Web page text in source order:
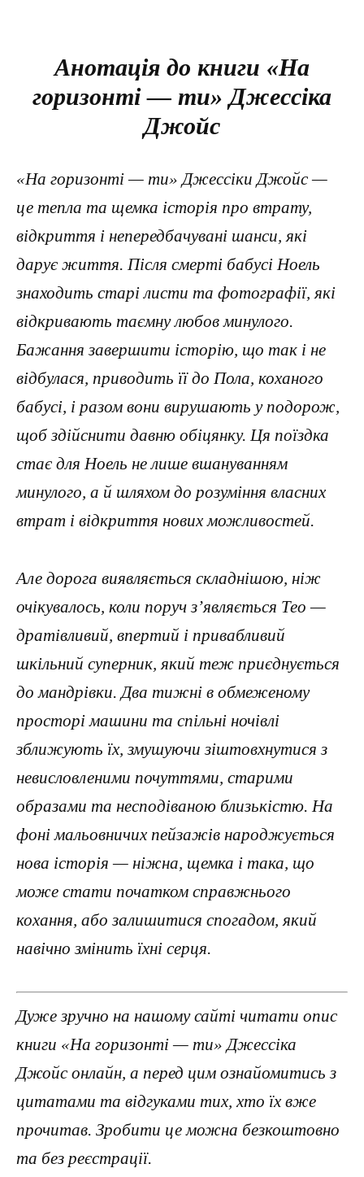
Анотація до книги «На
горизонті — ти» Джессіка
Джойс
«На горизонті — ти» Джессіки Джойс —
це тепла та щемка історія про втрату,
відкриття і непередбачувані шанси, які
дарує життя. Після смерті бабусі Ноель
знаходить старі листи та фотографії, які
відкривають таємну любов минулого.
Бажання завершити історію, що так і не
відбулася, приводить її до Пола, коханого
бабусі, і разом вони вирушають у подорож,
щоб здійснити давню обіцянку. Ця поїздка
стає для Ноель не лише вшануванням
минулого, а й шляхом до розуміння власних
втрат і відкриття нових можливостей.
Але дорога виявляється складнішою, ніж
очікувалось, коли поруч з’являється Тео —
дратівливий, впертий і привабливий
шкільний суперник, який теж приєднується
до мандрівки. Два тижні в обмеженому
просторі машини та спільні ночівлі
зближують їх, змушуючи зіштовхнутися з
невисловленими почуттями, старими
образами та несподіваною близькістю. На
фоні мальовничих пейзажів народжується
нова історія — ніжна, щемка і така, що
може стати початком справжнього
кохання, або залишитися спогадом, який
навічно змінить їхні серця.
Дуже зручно на нашому сайті читати опис
книги «На горизонті — ти» Джессіка
Джойс онлайн, а перед цим ознайомитись з
цитатами та відгуками тих, хто їх вже
прочитав. Зробити це можна безкоштовно
та без реєстрації.